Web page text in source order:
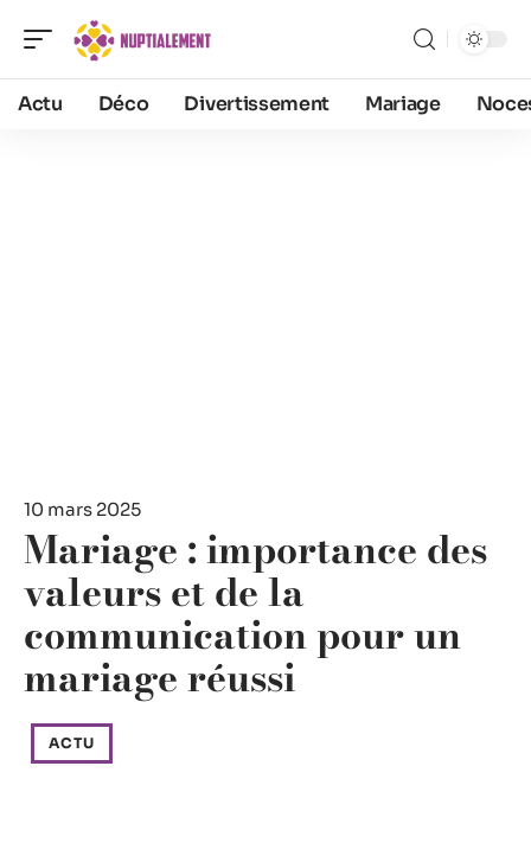
Actu Déco Divertissement Mariage
10 mars 2025
Mariage : importance des
valeurs et de la
communication pour un
mariage réussi
ACTU